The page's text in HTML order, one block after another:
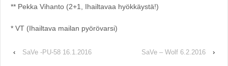
** Pekka Vihanto (2+1, Ihailtavaa hyökkäystä!)
* VT (Ihailtava mailan pyörövarsi)
‹ SaVe -PU-58 16.1.2016 SaVe – Wolf 6.2.2016 ›